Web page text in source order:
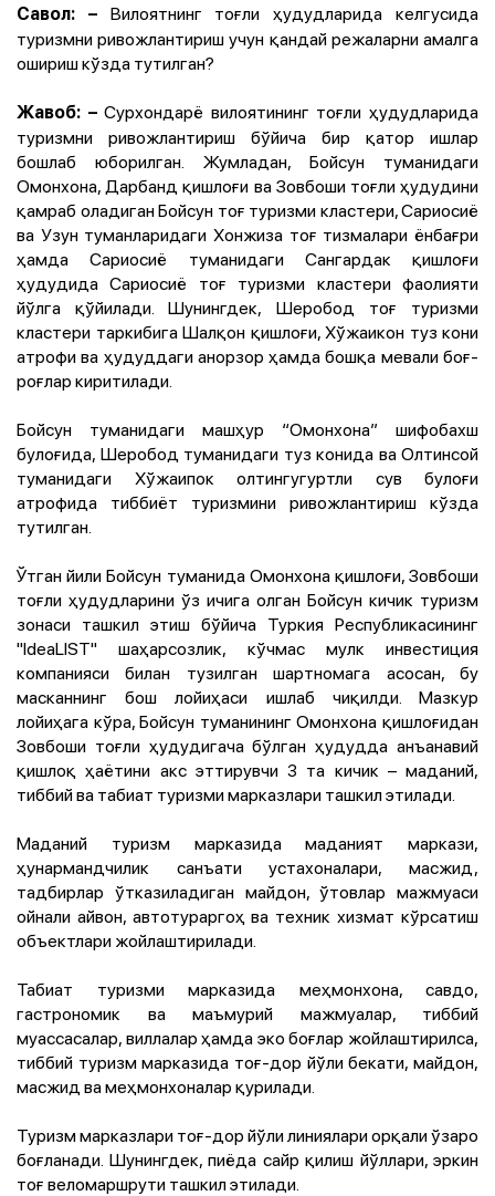
Савол: – Вилоятнинг тоғли ҳудудларида келгусида
туризмни ривожлантириш учун қандай режаларни амалга
ошириш кўзда тутилган?
Жавоб: –Сурхондарё вилоятининг тоғли ҳудудларида
туризмни ривожлантириш бўйича бир қатор ишлар
бошлаб юборилган. Жумладан, Бойсун туманидаги
Омонхона, Дарбанд қишлоғи ва Зовбоши тоғли ҳудудини
қамраб оладиган Бойсун тоғ туризми кластери, Сариосиё
ва Узун туманларидаги Хонжиза тоғ тизмалари ёнбағри
ҳамда Сариосиё туманидаги Сангардак қишлоғи
ҳудудида Сариосиё тоғ туризми кластери фаолияти
йўлга қўйилади. Шунингдек, Шеробод тоғ туризми
кластери таркибига Шалқон қишлоғи, Хўжаикон туз кони
атрофи ва ҳудуддаги анорзор ҳамда бошқа мевали боғ-
роғлар киритилади.
Бойсун туманидаги машҳур “Омонхона” шифобахш
булоғида, Шеробод туманидаги туз конида ва Олтинсой
туманидаги Хўжаипок олтингугуртли сув булоғи
атрофида тиббиёт туризмини ривожлантириш кўзда
тутилган.
Ўтган йили Бойсун туманида Омонхона қишлоғи, Зовбоши
тоғли ҳудудларини ўз ичига олган Бойсун кичик туризм
зонаси ташкил этиш бўйича Туркия Республикасининг
"IdeaLIST" шаҳарсозлик, кўчмас мулк инвестиция
компанияси билан тузилган шартномага асосан, бу
масканнинг бош лойиҳаси ишлаб чиқилди. Мазкур
лойиҳага кўра, Бойсун туманининг Омонхона қишлоғидан
Зовбоши тоғли ҳудудигача бўлган ҳудудда анъанавий
қишлоқ ҳаётини акс эттирувчи 3 та кичик – маданий,
тиббий ва табиат туризми марказлари ташкил этилади.
Маданий туризм марказида маданият маркази,
ҳунармандчилик санъати устахоналари, масжид,
тадбирлар ўтказиладиган майдон, ўтовлар мажмуаси
ойнали айвон, автотураргоҳ ва техник хизмат кўрсатиш
объектлари жойлаштирилади.
Табиат туризми марказида меҳмонхона, савдо,
гастрономик ва маъмурий мажмуалар, тиббий
муассасалар, виллалар ҳамда эко боғлар жойлаштирилса,
тиббий туризм марказида тоғ-дор йўли бекати, майдон,
масжид ва меҳмонхоналар қурилади.
Туризм марказлари тоғ-дор йўли линиялари орқали ўзаро
боғланади. Шунингдек, пиёда сайр қилиш йўллари, эркин
тоғ веломаршрути ташкил этилади.